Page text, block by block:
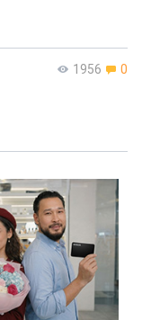
1956 0